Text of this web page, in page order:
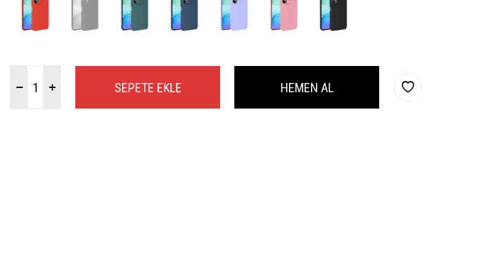
SEPETE EKLE HEMEN AL